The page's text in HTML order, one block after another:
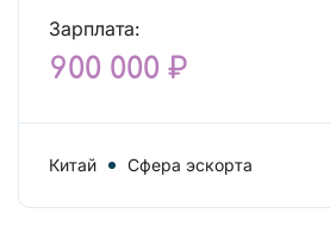
Зарплата:
900 000 ₽
Китай Сфера эскорта